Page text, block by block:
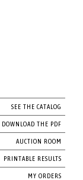
SEE THE CATALOG
DOWNLOAD THE PDF
AUCTION ROOM
PRINTABLE RESULTS
MY ORDERS